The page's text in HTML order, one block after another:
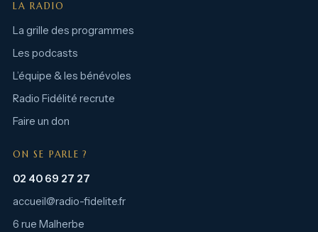
LA RADIO
La grille des programmes
Les podcasts
L’équipe & les bénévoles
Radio Fidélité recrute
Faire un don
ON SE PARLE ?
02 40 69 27 27
accueil@radio-fidelite.fr
6 rue Malherbe